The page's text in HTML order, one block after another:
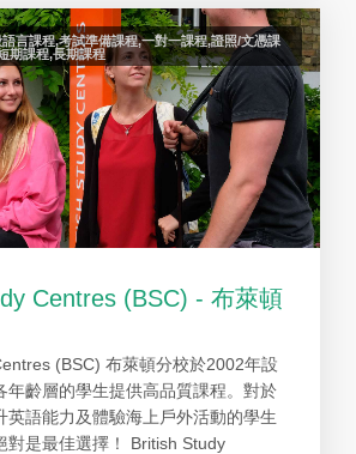
言課程,考試準備課程,一對一課程,證照/文憑課
期課程,長期課程
Centres (BSC) - 布萊頓
(BSC) 布萊頓分校於2002年設
年齡層的學生提供高品質課程。對於
英語能力及體驗海上戶外活動的學生
佳選擇！ British Study